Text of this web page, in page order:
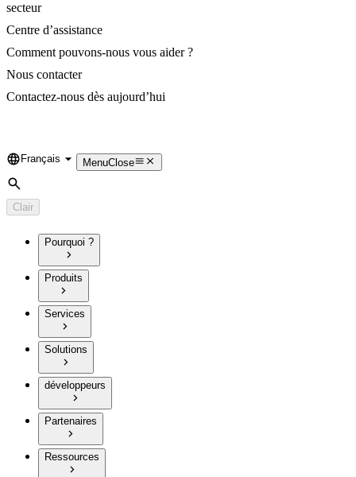
secteur
Centre d’assistance
Comment pouvons-nous vous aider ?
Nous contacter
Contactez-nous dès aujourd’hui
Language
Français MenuClose
Rechercher
Clair
Pourquoi ?
Produits
Services
Solutions
développeurs
Partenaires
Ressources